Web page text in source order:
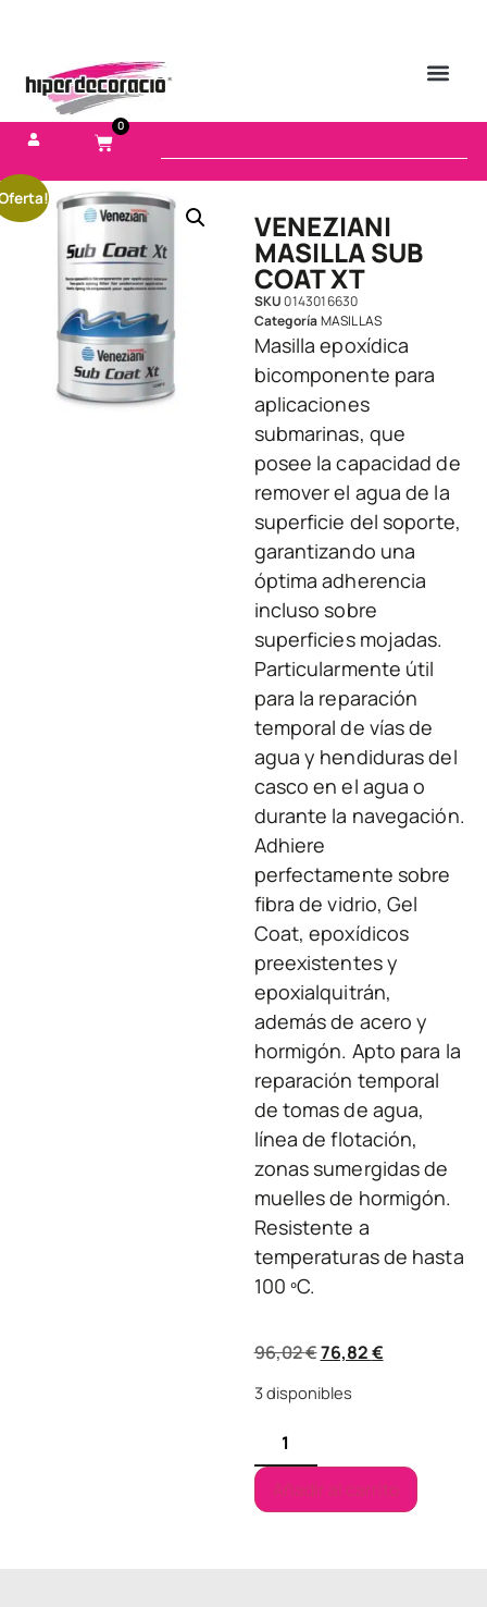
0
VENEZIANI
MASILLA SUB
COAT XT
SKU0143016630
CategoríaMASILLAS
Masilla epoxídica
bicomponente para
aplicaciones
submarinas, que
posee la capacidad de
remover el agua de la
superficie del soporte,
garantizando una
óptima adherencia
incluso sobre
superficies mojadas.
Particularmente útil
para la reparación
temporal de vías de
agua y hendiduras del
casco en el agua o
durante la navegación.
Adhiere
perfectamente sobre
fibra de vidrio, Gel
Coat, epoxídicos
preexistentes y
epoxialquitrán,
además de acero y
hormigón. Apto para la
reparación temporal
de tomas de agua,
línea de flotación,
zonas sumergidas de
muelles de hormigón.
Resistente a
temperaturas de hasta
100 ºC.
96,02€76,82€
3 disponibles
Añadir al carrito